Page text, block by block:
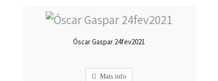
Óscar Gaspar 24fev2021
Mais info